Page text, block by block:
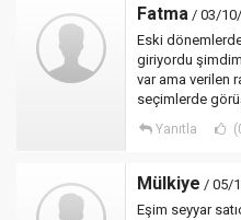
Fatma / 03/
Eski
giriyordu
var ama verilen
seçimlerde
Yanıtla
Mülkiye / 05/
Eşim seyyar